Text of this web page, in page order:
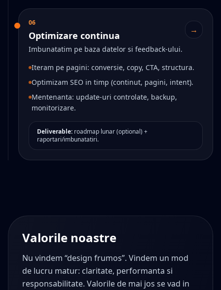
06
Optimizare continua
Imbunatatim pe baza datelor si feedback-ului.
→
Iteram pe pagini: conversie, copy, CTA, structura.
Optimizam SEO in timp (continut, pagini, intent).
Mentenanta: update-uri controlate, backup,
monitorizare.
Deliverable: roadmap lunar (optional) +
raportari/imbunatatiri.
Valorile noastre
Nu vindem “design frumos”. Vindem un mod
de lucru matur: claritate, performanta si
responsabilitate. Valorile de mai jos se vad in